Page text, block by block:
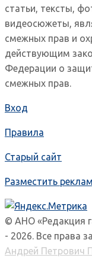
статьи, тексты,
видеосюжеты,
смежных прав и
действующим
Федерации о
смежных прав.
Вход
Правила
Старый сайт
Разместить
© АНО «Редакция
- 2026. Все права
Андрей Петрович